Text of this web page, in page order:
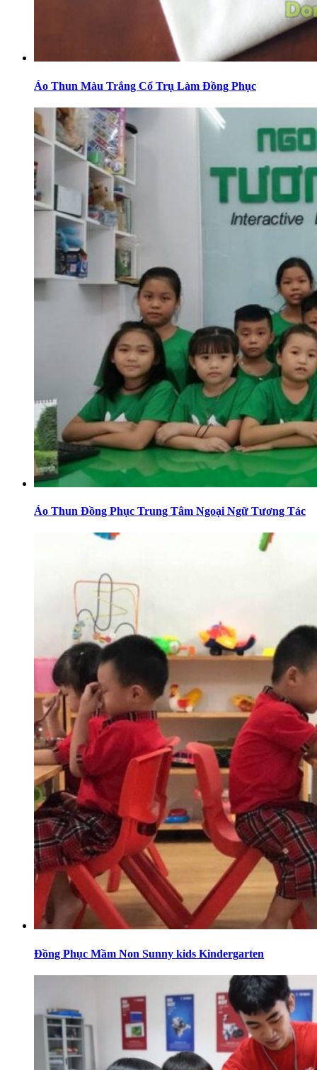
Áo Thun Màu Trắng Cổ Trụ Làm Đồng Phục
Áo Thun Đồng Phục Trung Tâm Ngoại Ngữ Tương Tác
Đồng Phục Mầm Non Sunny kids Kindergarten